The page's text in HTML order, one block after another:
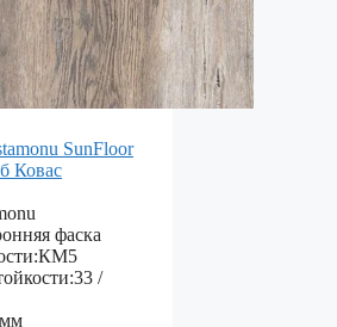
SunFloor
Ковас
фаска
КМ5
33 /